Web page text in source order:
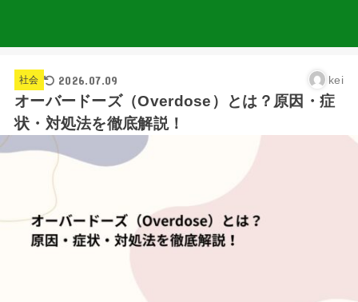
社会 2026.07.09 kei
オーバードーズ（Overdose）とは？原因・症
状・対処法を徹底解説！